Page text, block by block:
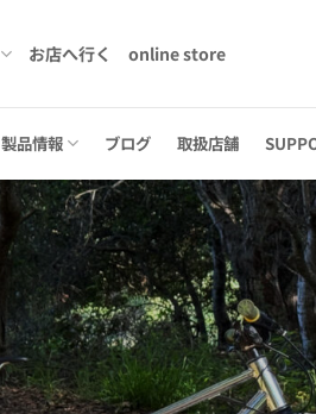
お店へ行く online store
製品情報 ブログ 取扱店舗